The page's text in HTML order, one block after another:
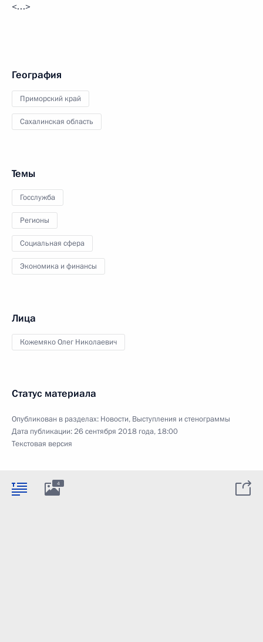
<…>
География
Приморский край
Сахалинская область
Темы
Госслужба
Регионы
Социальная сфера
Экономика и финансы
Лица
Кожемяко Олег Николаевич
Статус материала
Опубликован в разделах: Новости, Выступления и стенограммы
Дата публикации:26 сентября 2018 года, 18:00
Текстовая версия
4